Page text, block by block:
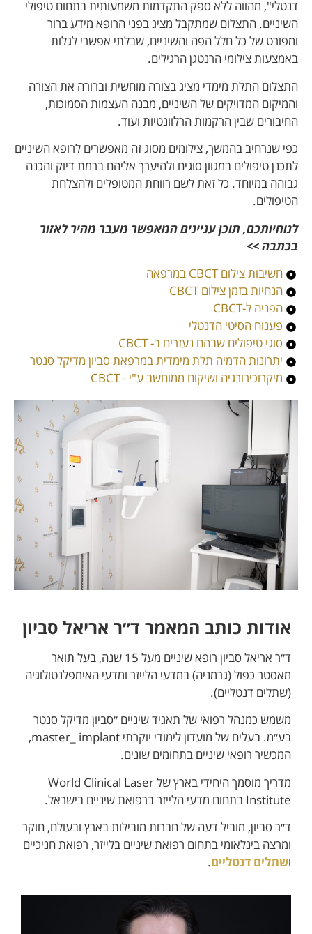
דנטלי", מהווה ללא ספק התקדמות משמעותית בתחום טיפולי
השיניים. התצלום שמתקבל מציג בפני הרופא מידע ברור
ומפורט של כל חלל הפה והשיניים, שבלתי אפשרי לגלות
באמצעות צילומי הרנטגן הרגילים.
התצלום התלת מימדי מציג בצורה מוחשית וברורה את הצורה
והמיקום המדויקים של השיניים, מבנה העצמות הסמוכות,
החיבורים שבין הרקמות הרלוונטיות ועוד.
כפי שנרחיב בהמשך, צילומים מסוג זה מאפשרים לרופא השיניים
לתכנן טיפולים במגוון סוגים ולהיערך אליהם ברמת דיוק והכנה
גבוהה במיוחד. כל זאת לשם רווחת המטופלים ולהצלחת
הטיפולים.
לנוחיותכם, תוכן עניינים המאפשר מעבר מהיר לאזור
בכתבה >>
חשיבות צילום CBCT במרפאה
הנחיות בזמן צילום CBCT
הפניה ל-CBCT
פענוח הסיטי הדנטלי
סוגי טיפולים שבהם נעזרים ב- CBCT
יתרונות הדמיה תלת מימדית במרפאת סביון מדיקל סנטר
מיקרוכירורגיה ושיקום ממוחשב ע"י - CBCT
אודות כותב המאמר ד״ר אריאל סביון
ד״ר אריאל סביון רופא שיניים מעל 15 שנה, בעל תואר
מאסטר כפול (גרמניה) במדעי הלייזר ומדעי האימפלנטולוגיה
(שתלים דנטליים).
משמש כמנהל רפואי של תאגיד שיניים ״סביון מדיקל סנטר
בע״מ. בעלים של מועדון לימודי יוקרתי master_ implant,
המכשיר רופאי שיניים בתחומים שונים.
מדריך מוסמך היחידי בארץ של World Clinical Laser
Institute בתחום מדעי הלייזר ברפואת שיניים בישראל.
ד״ר סביון, מוביל דעה של חברות מובילות בארץ ובעולם, חוקר
ומרצה בינלאומי בתחום רפואת שיניים בלייזר, רפואת חניכיים
ושתלים דנטליים.